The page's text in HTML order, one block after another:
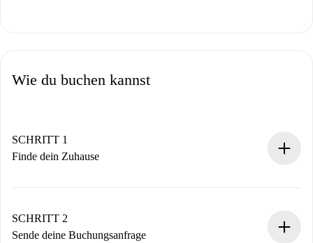
Wie du buchen kannst
SCHRITT 1
Finde dein Zuhause
Du erhältst alle notwendigen Informationen im Voraus.
SCHRITT 2
Sende deine Buchungsanfrage